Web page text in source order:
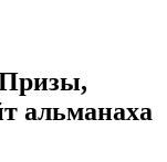
альманаха